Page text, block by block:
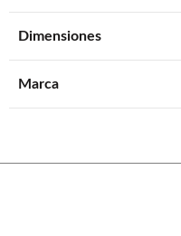
Dimensiones
Marca